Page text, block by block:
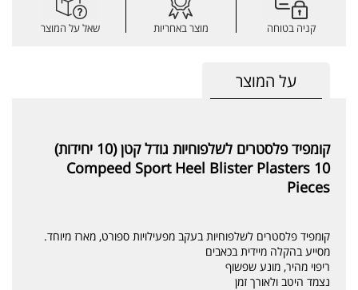
קניה בטוחה מוצר באחריות שאל על המוצר
על המוצר
קומפיד פלסטרים לשלפוחיות גודל קטן (10 יחידות)
Compeed Sport Heel Blister Plasters 10
Pieces
קומפיד פלסטרים לשלפוחיות בעקב מפעילויות ספורט, מארז מיוחד.
מסייע בהקלה מיידית בכאבים
ריפוי מהיר, מונע שפשוף
נצמד היטב ולאורך זמן